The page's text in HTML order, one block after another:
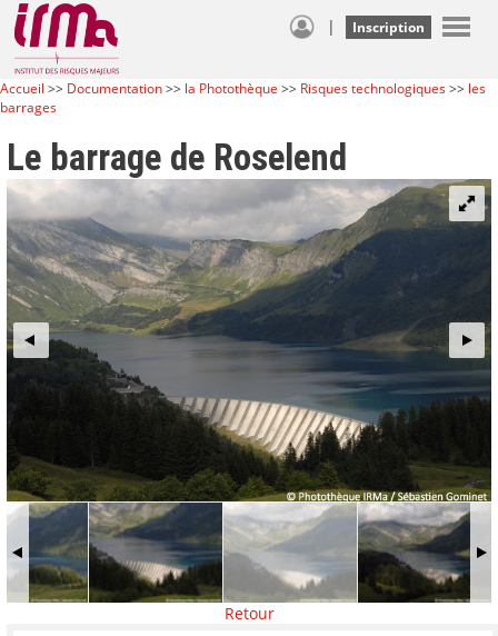
| Inscription
Accueil >> Documentation>> la Photothèque >> Risques technologiques>> les
barrages
Le barrage de Roselend
Retour